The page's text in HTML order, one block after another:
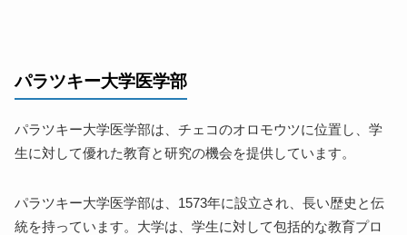
パラツキー大学医学部
パラツキー大学医学部は、チェコのオロモウツに位置し、学
生に対して優れた教育と研究の機会を提供しています。
パラツキー大学医学部は、1573年に設立され、長い歴史と伝
統を持っています。大学は、学生に対して包括的な教育プロ